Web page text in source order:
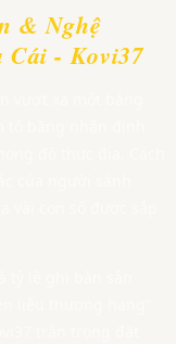
& Nghệ
Cái - Kovi37